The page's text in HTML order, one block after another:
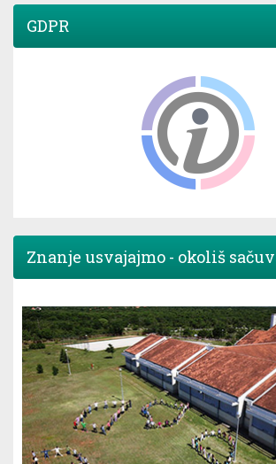
GDPR
Znanje usvajajmo - okoliš